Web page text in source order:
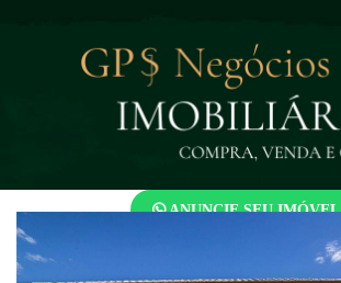
ANUNCIE SEU IMÓVEL